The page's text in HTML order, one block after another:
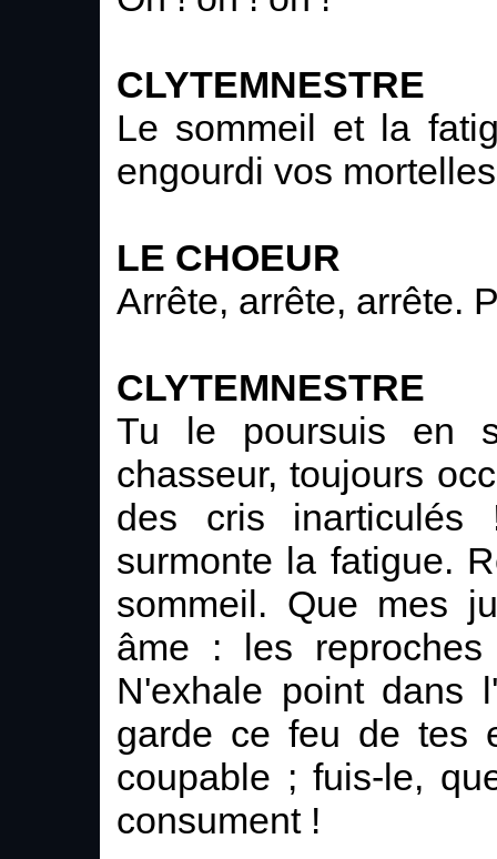
CLYTEMNESTRE
Le sommeil et la
engourdi vos
LE CHOEUR
Arrête, arrête, arrête.
CLYTEMNESTRE
Tu le poursuis en
chasseur, toujours
des cris
surmonte la fatigue.
sommeil. Que mes
âme : les
N'exhale point dans
garde ce feu de tes
coupable ; fuis-le,
consument !